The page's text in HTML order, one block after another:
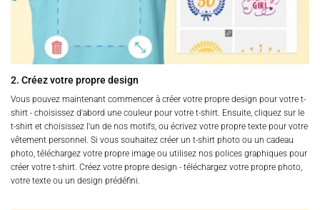
2. Créez votre propre design
Vous pouvez maintenant commencer à créer votre propre design pour votre t-
shirt - choisissez d'abord une couleur pour votre t-shirt. Ensuite, cliquez sur le
t-shirt et choisissez l'un de nos motifs, ou écrivez votre propre texte pour votre
vêtement personnel. Si vous souhaitez créer un t-shirt photo ou un cadeau
photo, téléchargez votre propre image ou utilisez nos polices graphiques pour
créer votre t-shirt. Créez votre propre design - téléchargez votre propre photo,
votre texte ou un design prédéfini.